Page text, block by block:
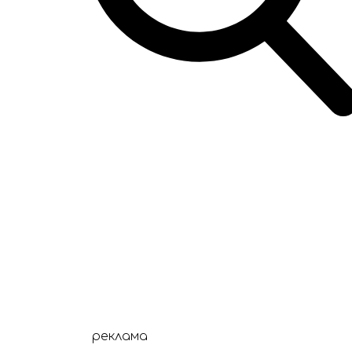
цеповідомив міський голова Олег
Мер подякував всім, хто працював, щоб
що вчора у Жовкві було
цілі повторно атакували обʼєкт критичної
задимлення, не наближатися до місця, де
реклама